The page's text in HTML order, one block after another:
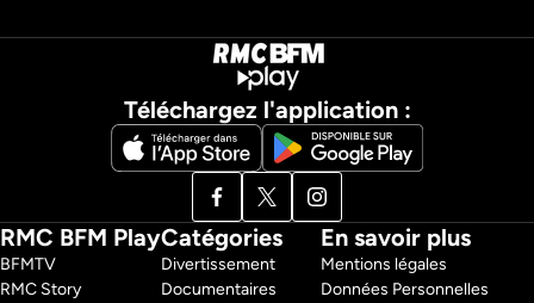
Téléchargez l'application :
RMC BFM Play
BFMTV
RMC Story
Catégories
Divertissement
Documentaires
En savoir plus
Mentions légales
Données Personnelles